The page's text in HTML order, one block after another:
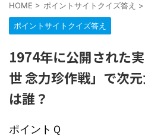
HOME > ポイントサイトクイズ答え >
ポイントサイトクイズ答え
1974年に公開された
世 念力珍作戦」で次
は誰？
ポイントＱ